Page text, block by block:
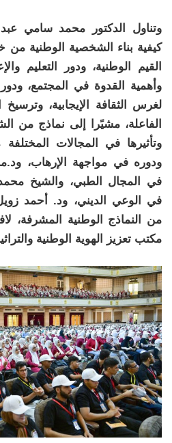
وتناول الدكتور محمد سامي
كيفية بناء الشخصية الوطنية
القيم الوطنية، ودور التعليم
وأهمية القدوة في المجتمع، ودور
لغرس الثقافة الإيجابية، وترسيخ
الفاعلة، مشيًرا إلى نماذج من
وتأثيرها في المجالات
ودوره في مواجهة الإرهاب،
في المجال الطبي، والشيخ
في الوعي الديني، ود. أحمد
من النماذج الوطنية المشرفة،
مكتب تعزيز الهوية الوطنية